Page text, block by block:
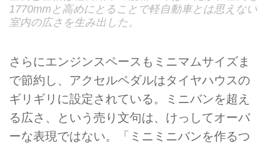
1770mmと高めにとることで軽自動車とは思えない
室内の広さを生み出した。
さらにエンジンスペースもミニマムサイズま
で節約し、アクセルペダルはタイヤハウスの
ギリギリに設定されている。ミニバンを超え
る広さ、という売り文句は、けっしてオーバ
ーな表現ではない。「ミニミニバンを作るつ